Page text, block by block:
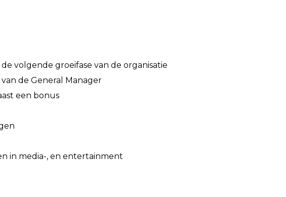
volgende groeifase van de organisatie
de General Manager
een bonus
in media-, en entertainment